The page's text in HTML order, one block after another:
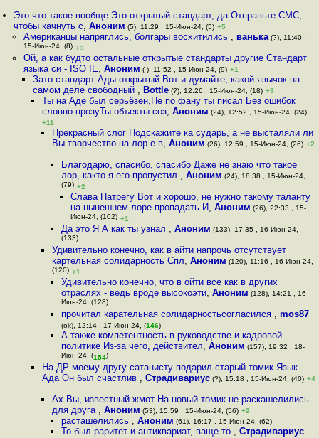
Это что такое вообще Это открытый стандарт, да Отправьте СМС,
чтобы качнуть с,Аноним (5), 11:29 , 15-Июн-24, (5) +5
Американцы напряглись, болгары восхитились , ванька(?), 11:40 ,
15-Июн-24, (8) +3
Ой, а как будто остальные открытые стандарты другие Стандарт
языка си - ISO IE, Аноним (-), 11:52 , 15-Июн-24, (9) +1
Зато стандарт Ады открытый Вот и думайте, какой язычок на
самом деле свободный , Bottle(?), 12:26 , 15-Июн-24, (18) +3
Ты на Аде был серьёзен,Не по фану ты писал Без ошибок
словно прозуТы объекты соз,Аноним (24), 12:52 , 15-Июн-24, (24)
+11
Прекрасный слог Подскажите ка сударь, а не высталяли ли
Вы творчество на лор е в, Аноним (26), 12:59 , 15-Июн-24, (26) +2
Благодарю, спасибо, спасибо Даже не знаю что такое
лор, както я его пропустил , Аноним (24), 18:38 , 15-Июн-24,
(79) +2
Слава Патрегу Вот и хорошо, не нужно такому таланту
на нынешнем лоре пропадать И,Аноним (26), 22:33 , 15-
Июн-24, (102) +1
Да это Я А как ты узнал , Аноним (133), 17:35 , 16-Июн-24,
(133)
Удивительно конечно, как в айти напрочь отсутствует
картельная солидарность Спл, Аноним (120), 11:16 , 16-Июн-24,
(120) +1
Удивительно конечно, что в ойти все как в других
отраслях - ведь вроде высокоэти, Аноним (128), 14:21 , 16-
Июн-24, (128)
прочитал карательная солидарностьсогласился , mos87
(ok), 12:14 , 17-Июн-24, (146)
А также компетентность в руководстве и кадровой
политике Из-за чего, действител, Аноним (157), 19:32 , 18-
Июн-24, (154)
На ДР моему другу-сатанисту подарил старый томик Язык
Ада Он был счастлив ,Страдивариус (?), 15:18 , 15-Июн-24, (40) +4
Ах Вы, известный жмот На новый томик не раскашелились
для друга , Аноним (53), 15:59 , 15-Июн-24, (56) +2
расташелились , Аноним (61), 16:17 , 15-Июн-24, (62)
То был раритет и антиквариат, ваще-то , Страдивариус